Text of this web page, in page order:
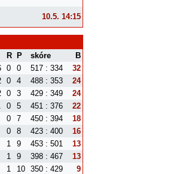
10.5. 14:15
R P skóre
B
0 0 517 : 334
32
0 4 488 : 353
24
0 3 429 : 349
24
0 5 451 : 376
22
0 7 450 : 394
18
0 8 423 : 400
16
1 9 453 : 501
13
1 9 398 : 467
13
1 10 350 : 429
9